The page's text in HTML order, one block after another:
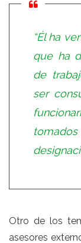
“Él ha
que ha
de
ser
Otro de los
asesores